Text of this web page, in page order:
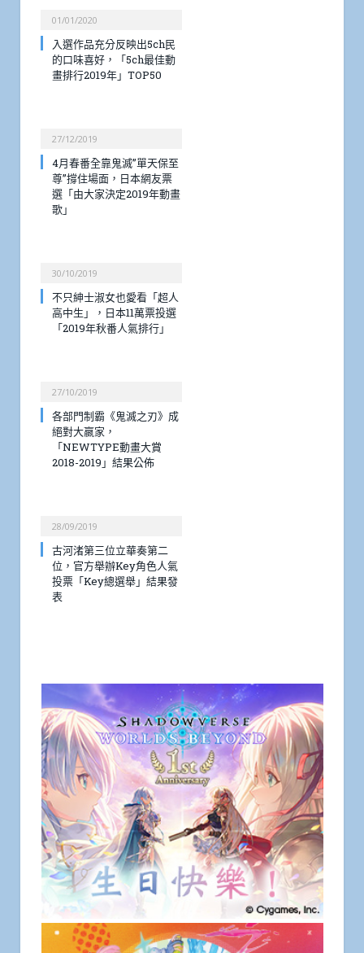
01/01/2020
入選作品充分反映出5ch民
的口味喜好，「5ch最佳動
畫排行2019年」TOP50
27/12/2019
4月春番全靠鬼滅”單天保至
尊”撐住場面，日本網友票
選「由大家決定2019年動畫
歌」
30/10/2019
不只紳士淑女也愛看「超人
高中生」，日本11萬票投選
「2019年秋番人氣排行」
27/10/2019
各部門制霸《鬼滅之刃》成
絕對大嬴家，
「NEWTYPE動畫大賞
2018-2019」結果公佈
28/09/2019
古河渚第三位立華奏第二
位，官方舉辦Key角色人氣
投票「Key總選舉」結果發
表